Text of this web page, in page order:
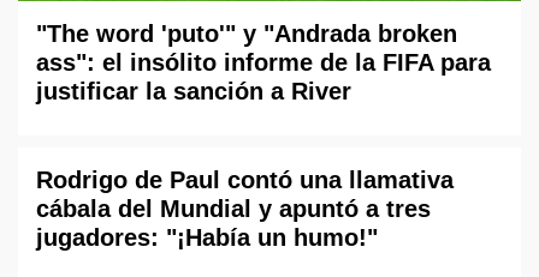
"The word 'puto'" y "Andrada broken
ass": el insólito informe de la FIFA para
justificar la sanción a River
Rodrigo de Paul contó una llamativa
cábala del Mundial y apuntó a tres
jugadores: "¡Había un humo!"